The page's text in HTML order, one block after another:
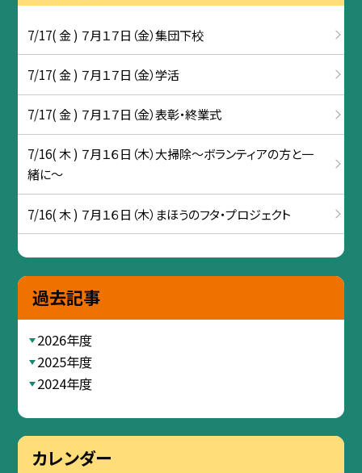
7/17( 金 ) ７月１７日（金）集団下校
7/17( 金 ) ７月１７日（金）学活
7/17( 金 ) ７月１７日（金）表彰・終業式
7/16( 木 ) ７月１６日（木）大掃除～ボランティアの方と一
緒に～
7/16( 木 ) ７月１６日（木）まほうのフタ・プロジェクト
過去記事
2026年度
2025年度
2024年度
カレンダー